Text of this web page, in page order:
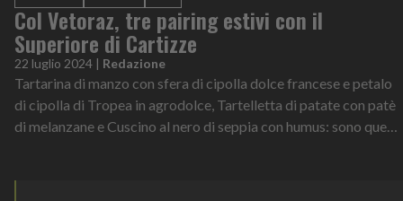
Col Vetoraz, tre pairing estivi con il
Superiore di Cartizze
22 luglio 2024 | Redazione
Tartarina di manzo con sfera di cipolla dolce francese e petalo
di cipolla di Tropea in agrodolce, Tartelletta di patate con patè
di melanzane e Cuscino al nero di seppia con humus: sono questi